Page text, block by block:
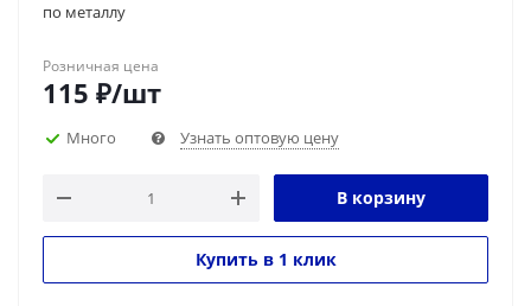
по металлу
Розничная цена
115 ₽/шт
Много Узнать оптовую цену
В корзину
Купить в 1 клик